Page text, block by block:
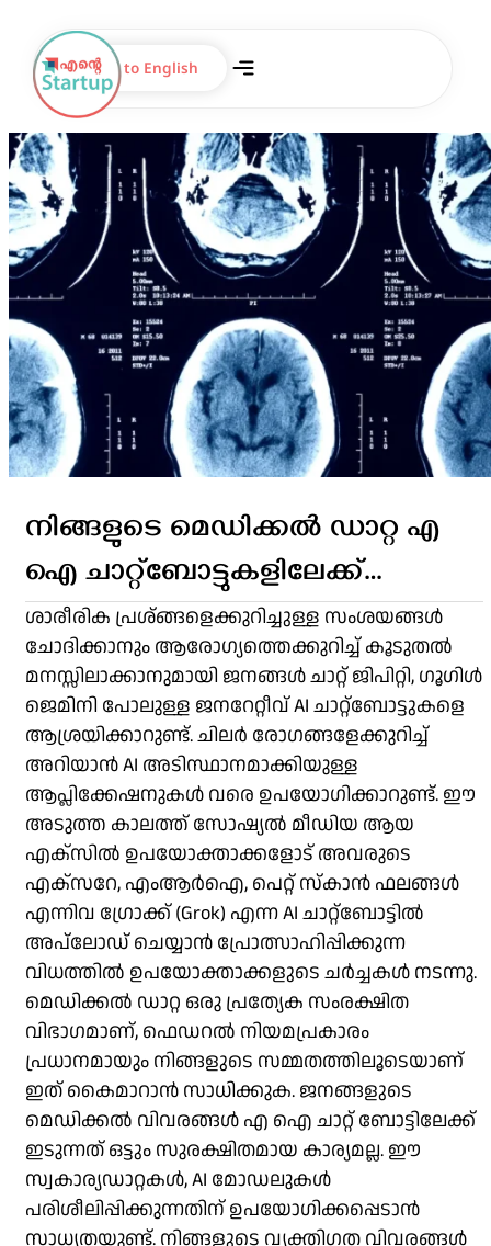
Switch to English
നിങ്ങളുടെ മെഡിക്കൽ ഡാറ്റ എ
ഐ ചാറ്റ്‌ബോട്ടുകളിലേക്ക്
അപ്‌ലോഡ് ചെയ്യാറുണ്ടോ?
ശ്രദ്ധിക്കണം ഇക്കാര്യങ്ങൾ
ശാരീരിക പ്രശ്ങ്ങളെക്കുറിച്ചുള്ള സംശയങ്ങൾ
ചോദിക്കാനും ആരോഗ്യത്തെക്കുറിച്ച് കൂടുതൽ
മനസ്സിലാക്കാനുമായി ജനങ്ങൾ ചാറ്റ് ജിപിറ്റി, ഗൂഗിൾ
ജെമിനി പോലുള്ള ജനറേറ്റീവ് AI ചാറ്റ്‌ബോട്ടുകളെ
ആശ്രയിക്കാറുണ്ട്. ചിലർ രോഗങ്ങളേക്കുറിച്ച്
അറിയാൻ AI അടിസ്ഥാനമാക്കിയുള്ള
ആപ്ലിക്കേഷനുകൾ വരെ ഉപയോഗിക്കാറുണ്ട്. ഈ
അടുത്ത കാലത്ത് സോഷ്യൽ മീഡിയ ആയ
എക്‌സിൽ ഉപയോക്താക്കളോട് അവരുടെ
എക്സറേ, എംആർഐ, പെറ്റ് സ്കാൻ ഫലങ്ങൾ
എന്നിവ ഗ്രോക്ക് (Grok) എന്ന AI ചാറ്റ്‌ബോട്ടിൽ
അപ്‌ലോഡ് ചെയ്യാൻ പ്രോത്സാഹിപ്പിക്കുന്ന
വിധത്തിൽ ഉപയോക്താക്കളുടെ ചർച്ചകൾ നടന്നു.
മെഡിക്കൽ ഡാറ്റ ഒരു പ്രത്യേക സംരക്ഷിത
വിഭാഗമാണ്, ഫെഡറൽ നിയമപ്രകാരം
പ്രധാനമായും നിങ്ങളുടെ സമ്മതത്തിലൂടെയാണ്
ഇത് കൈമാറാൻ സാധിക്കുക. ജനങ്ങളുടെ
മെഡിക്കൽ വിവരങ്ങൾ എ ഐ ചാറ്റ് ബോട്ടിലേക്ക്
ഇടുന്നത് ഒട്ടും സുരക്ഷിതമായ കാര്യമല്ല. ഈ
സ്വകാര്യഡാറ്റകൾ, AI മോഡലുകൾ
പരിശീലിപ്പിക്കുന്നതിന് ഉപയോഗിക്കപ്പെടാൻ
സാധ്യതയുണ്ട്. നിങ്ങളുടെ വ്യക്തിഗത വിവരങ്ങൾ